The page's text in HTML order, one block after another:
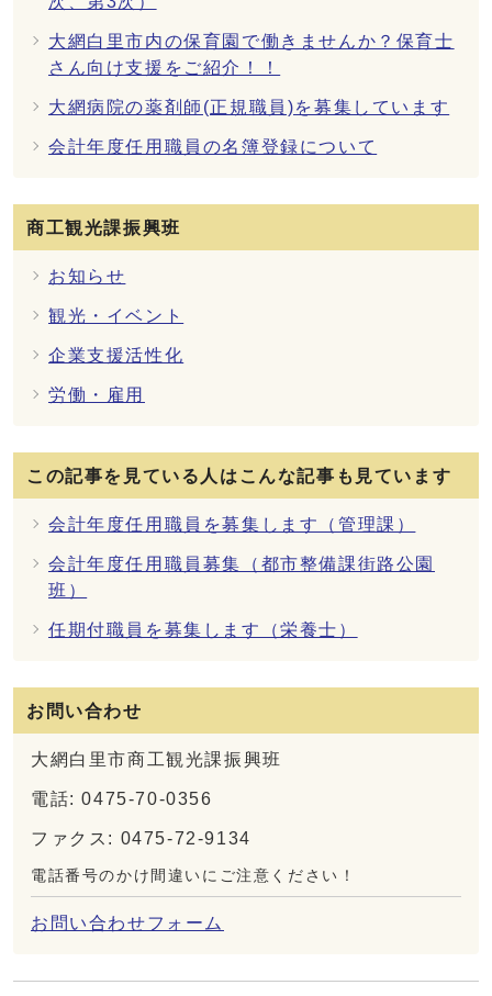
大網白里市内の保育園で働きませんか？保育士
さん向け支援をご紹介！！
大網病院の薬剤師(正規職員)を募集しています
会計年度任用職員の名簿登録について
商工観光課振興班
お知らせ
観光・イベント
企業支援活性化
労働・雇用
この記事を見ている人はこんな記事も見ています
会計年度任用職員を募集します（管理課）
会計年度任用職員募集（都市整備課街路公園
班）
任期付職員を募集します（栄養士）
お問い合わせ
大網白里市商工観光課振興班
電話: 0475-70-0356
ファクス: 0475-72-9134
電話番号のかけ間違いにご注意ください！
お問い合わせフォーム